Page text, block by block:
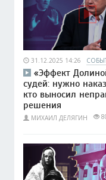
31.12.2025 14:26
«Эффект
судей: нужно
кто выносил
решения
МИХАИЛ ДЕЛЯГИН